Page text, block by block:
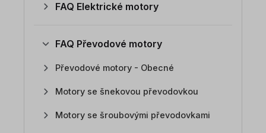
FAQ Elektrické motory
FAQ Převodové motory
Převodové motory - Obecné
Motory se šnekovou převodovkou
Motory se šroubovými převodovkami